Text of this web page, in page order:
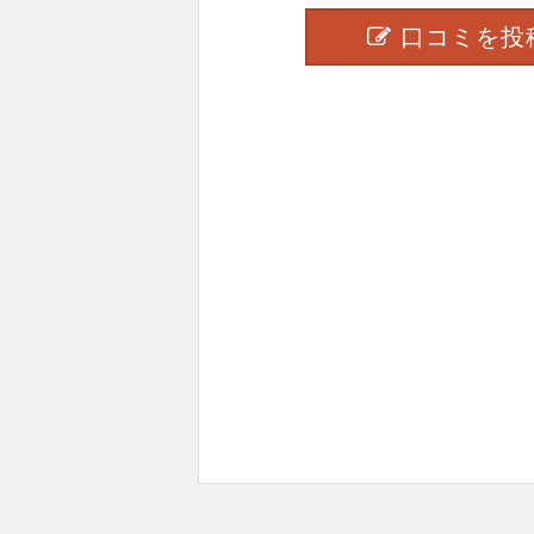
口コミを投